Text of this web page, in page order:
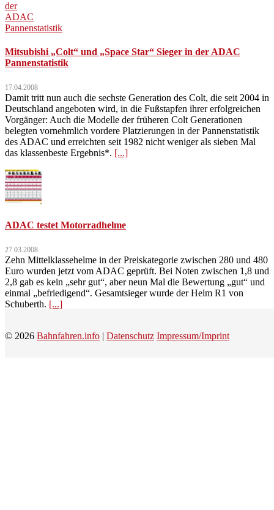
Mitsubishi „Colt“ und „Space Star“ Sieger in der ADAC
Pannenstatistik
17.04.2008
Damit tritt nun auch die sechste Generation des Colt, die seit 2004 in
Deutschland angeboten wird, in die Fußstapfen ihrer erfolgreichen
Vorgänger: Auch die Modelle der früheren Colt Generationen
belegten vornehmlich vordere Platzierungen in der Pannenstatistik
des ADAC und erreichten seit 1982 nicht weniger als sieben Mal
das klassenbeste Ergebnis*. [...]
ADAC testet Motorradhelme
27.03.2008
Zehn Mittelklassehelme in der Preiskategorie zwischen 280 und 480
Euro wurden jetzt vom ADAC geprüft. Bei Noten zwischen 1,8 und
2,8 gab es kein „sehr gut“, aber neun Mal die Bewertung „gut“ und
einmal „befriedigend“. Gesamtsieger wurde der Helm R1 von
Schuberth. [...]
© 2026 Bahnfahren.info | Datenschutz Impressum/Imprint